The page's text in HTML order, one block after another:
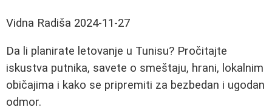
Vidna Radiša 2024-11-27
Da li planirate letovanje u Tunisu? Pročitajte
iskustva putnika, savete o smeštaju, hrani, lokalnim
običajima i kako se pripremiti za bezbedan i ugodan
odmor.